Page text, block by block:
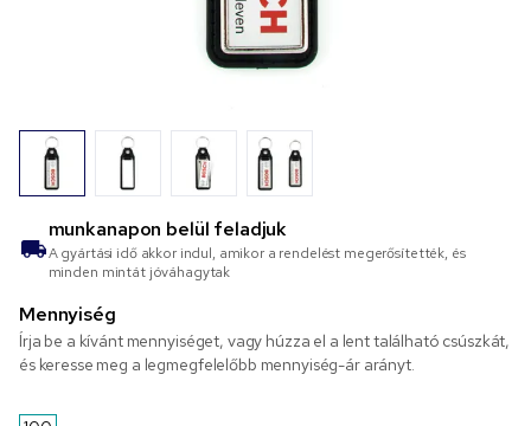
munkanapon belül feladjuk
A gyártási idő akkor indul, amikor a rendelést megerősítették, és
minden mintát jóváhagytak
Mennyiség
Írja be a kívánt mennyiséget, vagy húzza el a lent található csúszkát,
és keresse meg a legmegfelelőbb mennyiség-ár arányt.